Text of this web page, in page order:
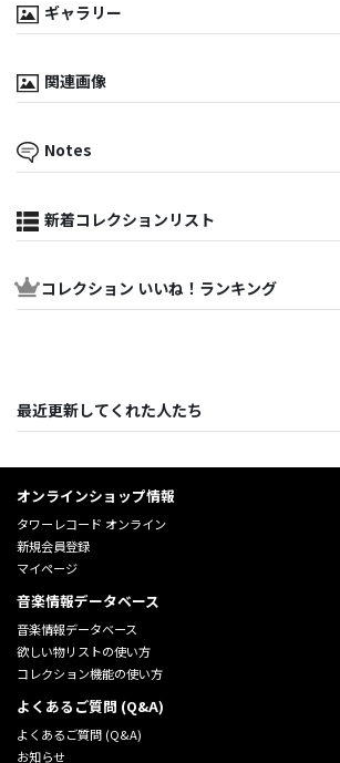
ギャラリー
関連画像
Notes
新着コレクションリスト
コレクション いいね！ランキング
最近更新してくれた人たち
オンラインショップ情報
タワーレコード オンライン
新規会員登録
マイページ
音楽情報データベース
音楽情報データベース
欲しい物リストの使い方
コレクション機能の使い方
よくあるご質問 (Q&A)
よくあるご質問 (Q&A)
お知らせ